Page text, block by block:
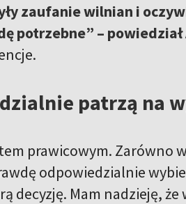
zaufanie wilnian i
potrzebne” – powiedział
patrzą na
prawicowym. Zarówno
odpowiedzialnie
decyzję. Mam nadzieję,